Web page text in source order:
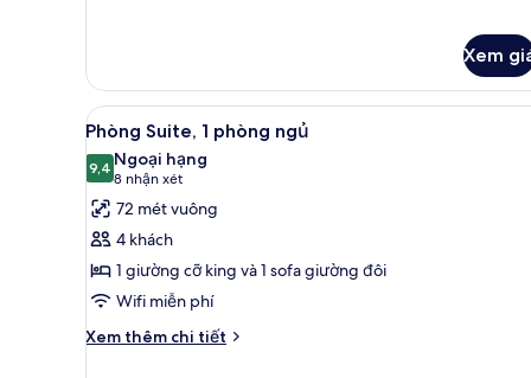
2
giường
cỡ
queen
Xem
Xem
tất
cả
ảnh
Phòng
Suite,
1
phòng
ngủ
Phòng Suite, 1 phòng ngủ |
8
Phòng Suite, 1 phòng ngủ
9,49,4 trên 10
Ngoại hạng
8 nhận xét
(8
nhận
xét)
72 mét vuông
4 khách
1 giường cỡ king và 1 sofa giường đôi
Wifi miễn phí
Xem thêm chi tiết
Chi